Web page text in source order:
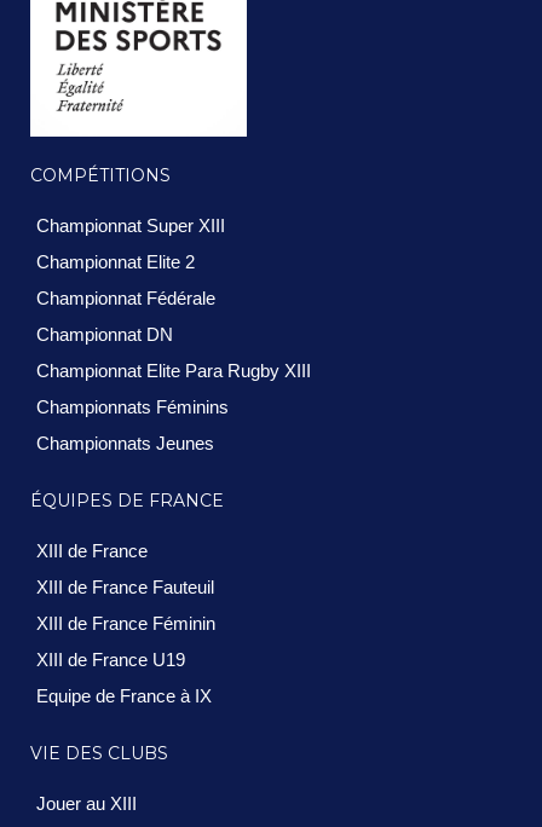
COMPÉTITIONS
Championnat Super XIII
Championnat Elite 2
Championnat Fédérale
Championnat DN
Championnat Elite Para Rugby XIII
Championnats Féminins
Championnats Jeunes
ÉQUIPES DE FRANCE
XIII de France
XIII de France Fauteuil
XIII de France Féminin
XIII de France U19
Equipe de France à IX
VIE DES CLUBS
Jouer au XIII